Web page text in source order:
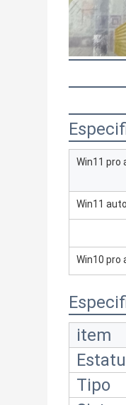
Win11 pro
Win11
Win10 pro
item
Tipo